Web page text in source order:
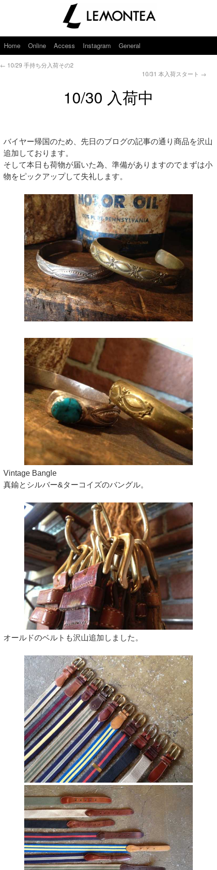
Home Online Access Instagram General
← 10/29 手持ち分入荷その2
10/31 本入荷スタート →
10/30 入荷中
バイヤー帰国のため、先日のブログの記事の通り商品を沢山
追加しております。
そして本日も荷物が届いた為、準備がありますのでまずは小
物をピックアップして失礼します。
Vintage Bangle
真鍮とシルバー&ターコイズのバングル。
オールドのベルトも沢山追加しました。